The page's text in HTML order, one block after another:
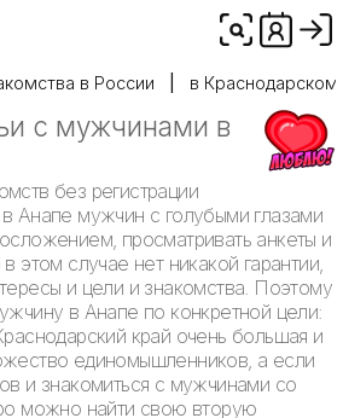
в России в Краснодарском
с мужчинами в
без регистрации
Анапе мужчин с голубыми глазами
просматривать анкеты и
этом случае нет никакой гарантии,
и цели и знакомства. Поэтому
в Анапе по конкретной цели:
край очень большая и
единомышленников, а если
и знакомиться с мужчинами со
можно найти свою вторую